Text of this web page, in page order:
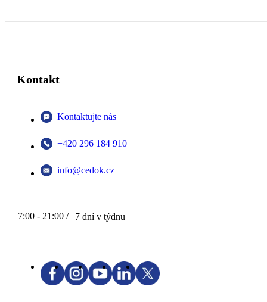
Kontakt
Kontaktujte nás
+420 296 184 910
info@cedok.cz
7:00 - 21:00 / 7 dní v týdnu